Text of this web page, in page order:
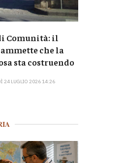
Comunità: il
che la
sta costruendo
24 LUGLIO 2026 14:26